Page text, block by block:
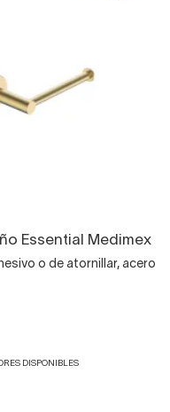
Essential Medimex
o de atornillar, acero
DISPONIBLES